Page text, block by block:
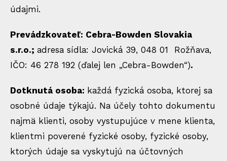
údajmi.
Prevádzkovateľ: Cebra-Bowden Slovakia
s.r.o.; adresa sídla: Jovická 39, 048 01 Rožňava,
IČO: 46 278 192 (ďalej len „Cebra-Bowden“).
Dotknutá osoba: každá fyzická osoba, ktorej sa
osobné údaje týkajú. Na účely tohto dokumentu
najmä klienti, osoby vystupujúce v mene klienta,
klientmi poverené fyzické osoby, fyzické osoby,
ktorých údaje sa vyskytujú na účtovných